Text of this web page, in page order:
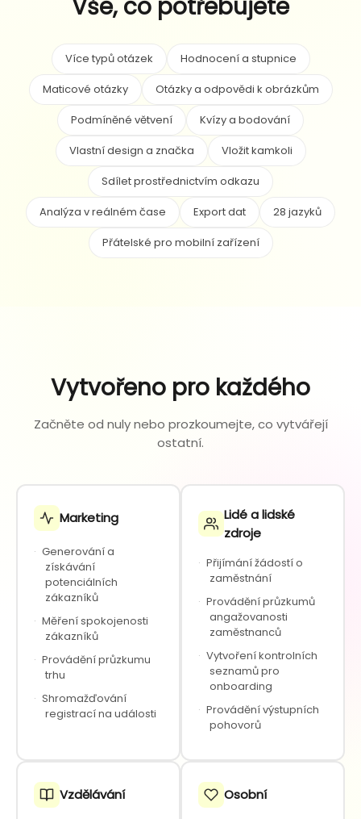
Vše, co potřebujete
Více typů otázek
Hodnocení a stupnice
Maticové otázky
Otázky a odpovědi k obrázkům
Podmíněné větvení
Kvízy a bodování
Vlastní design a značka
Vložit kamkoli
Sdílet prostřednictvím odkazu
Analýza v reálném čase
Export dat
28 jazyků
Přátelské pro mobilní zařízení
Vytvořeno pro každého
Začněte od nuly nebo prozkoumejte, co vytvářejí
ostatní.
Marketing
· Generování a
získávání
potenciálních
zákazníků
· Měření spokojenosti
zákazníků
· Provádění průzkumu
trhu
· Shromažďování
registrací na události
Lidé a lidské
zdroje
· Přijímání žádostí o
zaměstnání
· Provádění průzkumů
angažovanosti
zaměstnanců
· Vytvoření kontrolních
seznamů pro
onboarding
· Provádění výstupních
pohovorů
Vzdělávání Osobní